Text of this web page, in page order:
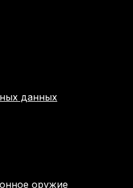
данных
оружие